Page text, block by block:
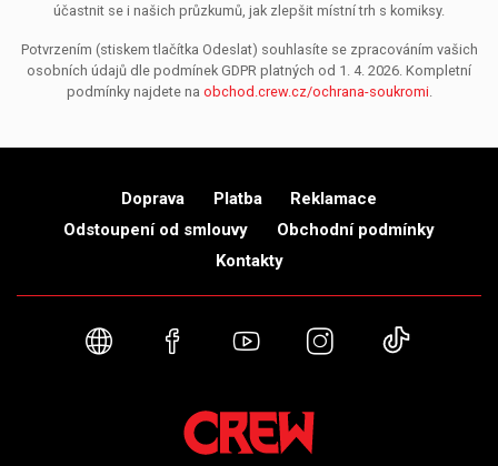
účastnit se i našich průzkumů, jak zlepšit místní trh s komiksy.
Potvrzením (stiskem tlačítka Odeslat) souhlasíte se zpracováním vašich
osobních údajů dle podmínek GDPR platných od 1. 4. 2026. Kompletní
podmínky najdete na obchod.crew.cz/ochrana-soukromi.
Doprava Platba
Reklamace
Odstoupení od smlouvy
Obchodní podmínky
Kontakty
Webové stránky
FacebookYouTubeInstagram